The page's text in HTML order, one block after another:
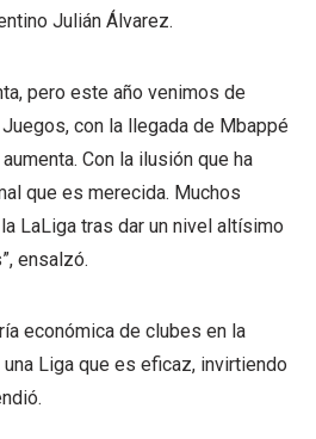
Julián Álvarez.
pero este año venimos de
con la llegada de Mbappé
Con la ilusión que ha
que es merecida. Muchos
LaLiga tras dar un nivel altísimo
ensalzó.
económica de clubes en la
Liga que es eficaz, invirtiendo